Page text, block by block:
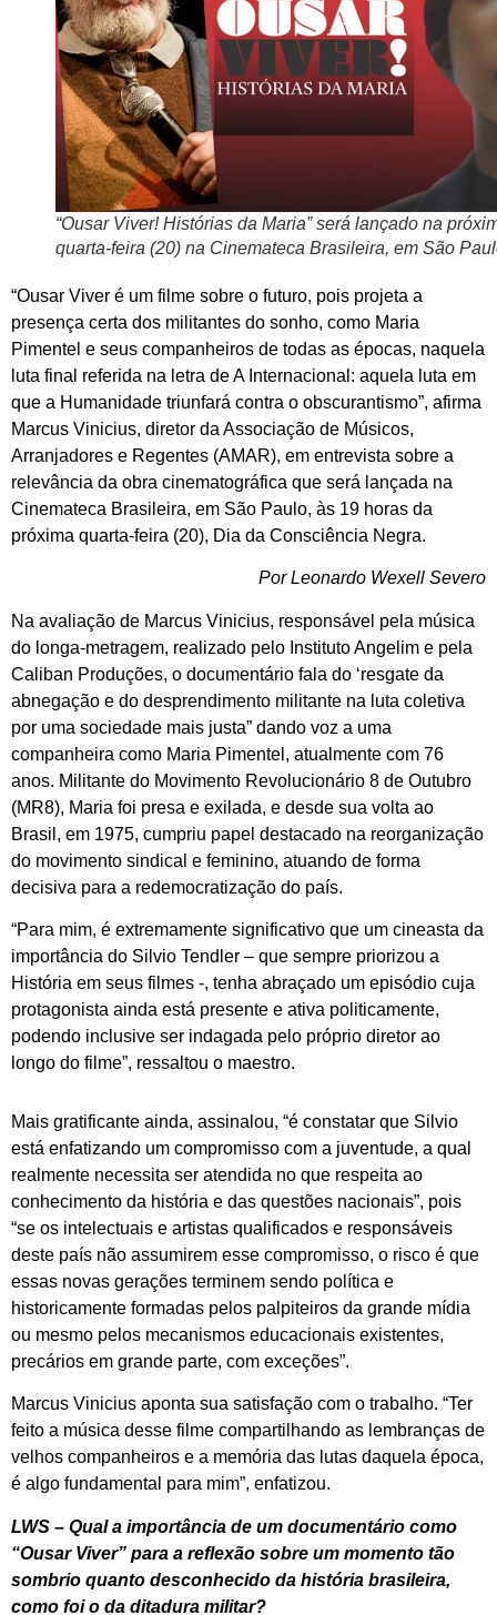
“Ousar Viver! Histórias da Maria” será lançado na
quarta-feira (20) na Cinemateca Brasileira, em São
“Ousar Viver é um filme sobre o futuro, pois projeta a
presença certa dos militantes do sonho, como Maria
Pimentel e seus companheiros de todas as épocas, naquela
luta final referida na letra de A Internacional: aquela luta em
que a Humanidade triunfará contra o obscurantismo”, afirma
Marcus Vinicius, diretor da Associação de Músicos,
Arranjadores e Regentes (AMAR), em entrevista sobre a
relevância da obra cinematográfica que será lançada na
Cinemateca Brasileira, em São Paulo, às 19 horas da
próxima quarta-feira (20), Dia da Consciência Negra.
Por Leonardo Wexell Severo
Na avaliação de Marcus Vinicius, responsável pela música
do longa-metragem, realizado pelo Instituto Angelim e pela
Caliban Produções, o documentário fala do ‘resgate da
abnegação e do desprendimento militante na luta coletiva
por uma sociedade mais justa” dando voz a uma
companheira como Maria Pimentel, atualmente com 76
anos. Militante do Movimento Revolucionário 8 de Outubro
(MR8), Maria foi presa e exilada, e desde sua volta ao
Brasil, em 1975, cumpriu papel destacado na reorganização
do movimento sindical e feminino, atuando de forma
decisiva para a redemocratização do país.
“Para mim, é extremamente significativo que um cineasta da
importância do Silvio Tendler – que sempre priorizou a
História em seus filmes -, tenha abraçado um episódio cuja
protagonista ainda está presente e ativa politicamente,
podendo inclusive ser indagada pelo próprio diretor ao
longo do filme”, ressaltou o maestro.
Mais gratificante ainda, assinalou, “é constatar que Silvio
está enfatizando um compromisso com a juventude, a qual
realmente necessita ser atendida no que respeita ao
conhecimento da história e das questões nacionais”, pois
“se os intelectuais e artistas qualificados e responsáveis
deste país não assumirem esse compromisso, o risco é que
essas novas gerações terminem sendo política e
historicamente formadas pelos palpiteiros da grande mídia
ou mesmo pelos mecanismos educacionais existentes,
precários em grande parte, com exceções”.
Marcus Vinicius aponta sua satisfação com o trabalho. “Ter
feito a música desse filme compartilhando as lembranças de
velhos companheiros e a memória das lutas daquela época,
é algo fundamental para mim”, enfatizou.
LWS – Qual a importância de um documentário como
“Ousar Viver” para a reflexão sobre um momento tão
sombrio quanto desconhecido da história brasileira,
como foi o da ditadura militar?